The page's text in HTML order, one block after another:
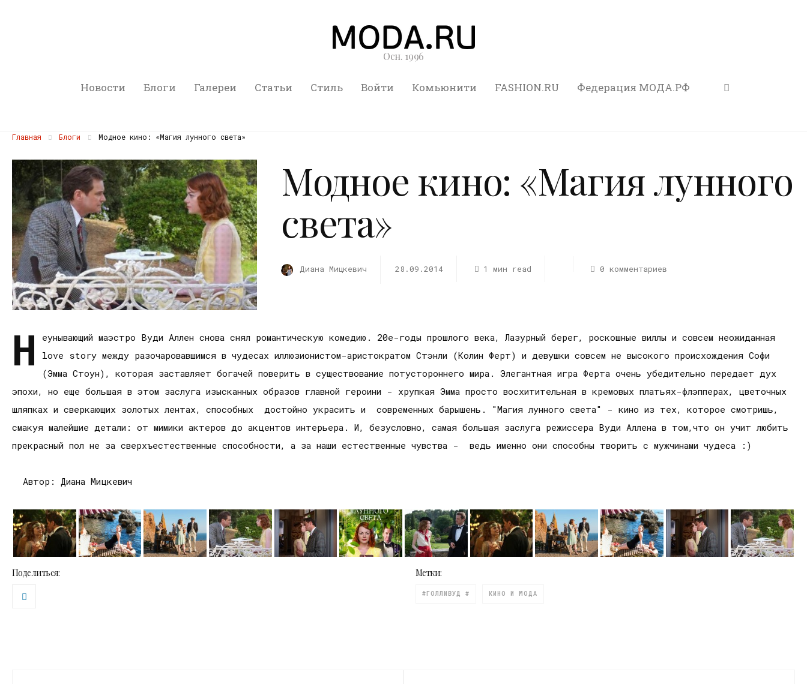
Осн. 1996
Новости Блоги Галереи Статьи Стиль Войти Комьюнити FASHION.RU Федерация МОДА.РФ
Главная Блоги Модное кино: «Магия лунного света»
Модное кино: «Магия лунного
света»
Диана Мицкевич 28.09.2014 1 мин read 0 комментариев
Н
еунывающий маэстро Вуди Аллен снова снял романтическую комедию. 20е-годы прошлого века, Лазурный берег, роскошные виллы и совсем неожиданная
love story между разочаровавшимся в чудесах иллюзионистом-аристократом Стэнли (Колин Ферт) и девушки совсем не высокого происхождения Софи
(Эмма Стоун), которая заставляет богачей поверить в существование потустороннего мира. Элегантная игра Ферта очень убедительно передает дух
эпохи, но еще большая в этом заслуга изысканных образов главной героини - хрупкая Эмма просто восхитительная в кремовых платьях-флэпперах, цветочных
шляпках и сверкающих золотых лентах, способных достойно украсить и современных барышень. "Магия лунного света" - кино из тех, которое смотришь,
смакуя малейшие детали: от мимики актеров до акцентов интерьера. И, безусловно, самая большая заслуга режиссера Вуди Аллена в том,что он учит любить
прекрасный пол не за сверхъестественные способности, а за наши естественные чувства - ведь именно они способны творить с мужчинами чудеса :)
Автор: Диана Мицкевич
Поделиться: Метки:
#ГОЛЛИВУД # КИНО И МОДА